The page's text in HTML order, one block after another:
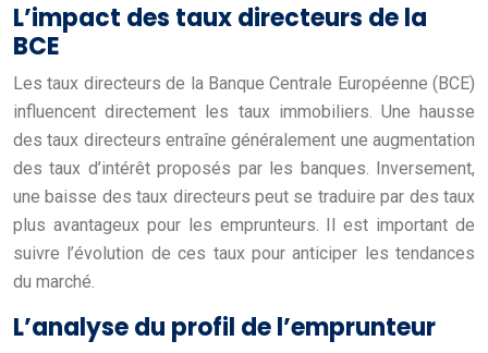
L’impact des taux directeurs de la
BCE
Les taux directeurs de la Banque Centrale Européenne (BCE)
influencent directement les taux immobiliers. Une hausse
des taux directeurs entraîne généralement une augmentation
des taux d’intérêt proposés par les banques. Inversement,
une baisse des taux directeurs peut se traduire par des taux
plus avantageux pour les emprunteurs. Il est important de
suivre l’évolution de ces taux pour anticiper les tendances
du marché.
L’analyse du profil de l’emprunteur